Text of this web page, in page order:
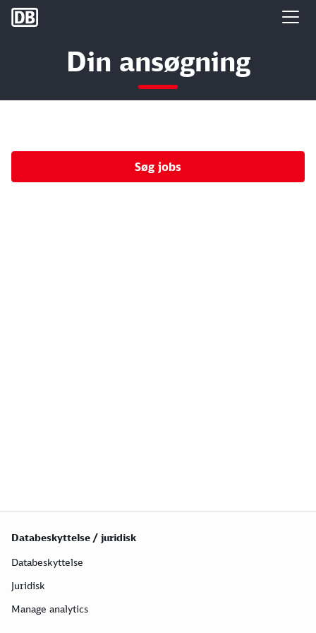
DB Group
Din ansøgning
Søg jobs
Databeskyttelse / juridisk
Databeskyttelse
Juridisk
Manage analytics